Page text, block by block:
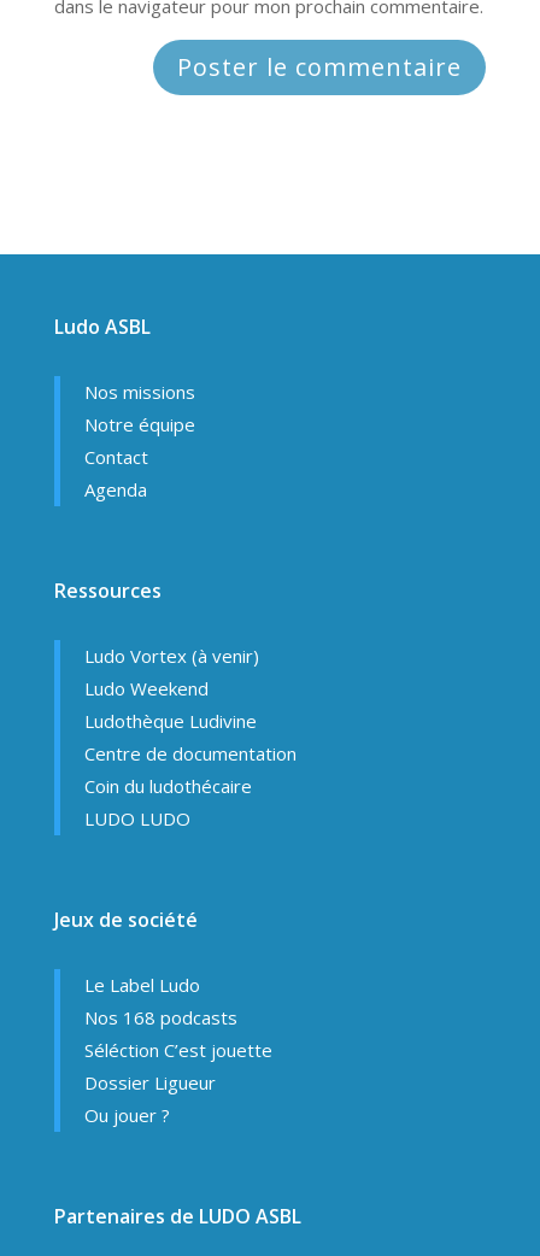
dans le navigateur pour mon prochain commentaire.
Ludo ASBL
Nos missions
Notre équipe
Contact
Agenda
Ressources
Ludo Vortex (à venir)
Ludo Weekend
Ludothèque Ludivine
Centre de documentation
Coin du ludothécaire
LUDO LUDO
Jeux de société
Le Label Ludo
Nos 168 podcasts
Séléction C’est jouette
Dossier Ligueur
Ou jouer ?
Partenaires de LUDO ASBL